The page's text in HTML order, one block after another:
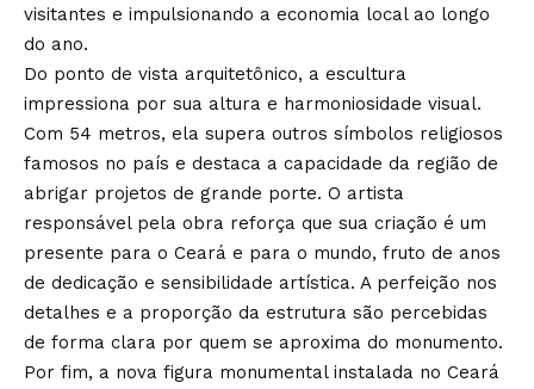
visitantes e impulsionando a economia local ao longo
do ano.
Do ponto de vista arquitetônico, a escultura
impressiona por sua altura e harmoniosidade visual.
Com 54 metros, ela supera outros símbolos religiosos
famosos no país e destaca a capacidade da região de
abrigar projetos de grande porte. O artista
responsável pela obra reforça que sua criação é um
presente para o Ceará e para o mundo, fruto de anos
de dedicação e sensibilidade artística. A perfeição nos
detalhes e a proporção da estrutura são percebidas
de forma clara por quem se aproxima do monumento.
Por fim, a nova figura monumental instalada no Ceará